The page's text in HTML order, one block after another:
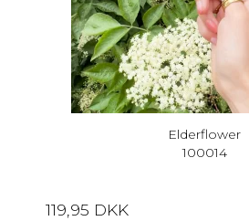
Elderflower
100014
119,95 DKK